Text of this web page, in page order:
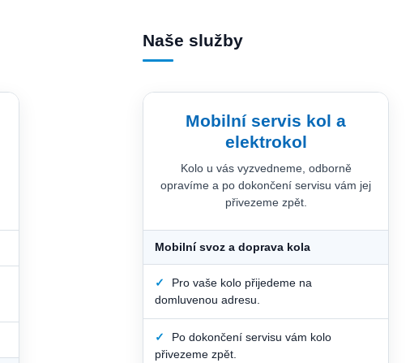
Naše služby
Mobilní servis kol a
elektrokol
Kolo u vás vyzvedneme, odborně
opravíme a po dokončení servisu vám jej
přivezeme zpět.
Mobilní svoz a doprava kola
✓
Pro vaše kolo přijedeme na
domluvenou adresu.
✓
Po dokončení servisu vám kolo
přivezeme zpět.